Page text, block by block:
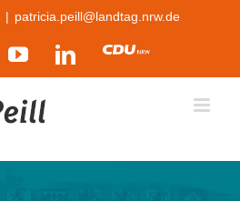
| patricia.peill@landtag.nrw.de
YouTubeLinkedIn
CDU